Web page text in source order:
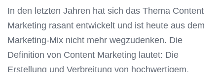
In den letzten Jahren hat sich das Thema Content
Marketing rasant entwickelt und ist heute aus dem
Marketing-Mix nicht mehr wegzudenken. Die
Definition von Content Marketing lautet: Die
Erstellung und Verbreitung von hochwertigem,